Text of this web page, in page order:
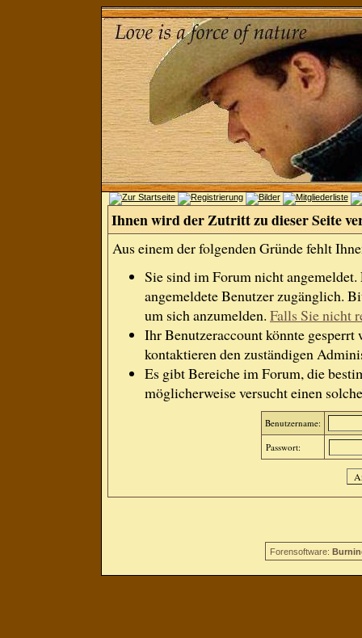
Ihnen wird der Zutritt zu dieser Seite
Aus einem der folgenden Gründe fehlt
Sie sind im Forum nicht
angemeldete Benutzer zugänglich.
um sich anzumelden. Falls Sie nicht
Ihr Benutzeraccount könnte gesperrt
kontaktieren den zuständigen
Es gibt Bereiche im Forum, die
möglicherweise versucht einen
Benutzername:
Passwort:
Forensoftware: